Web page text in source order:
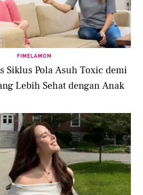
FIMELAMOM
Siklus Pola Asuh Toxic demi
Lebih Sehat dengan Anak